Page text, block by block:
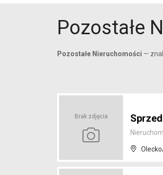
Pozostałe
Pozostałe Nieruchomości —
Brak zdjęcia